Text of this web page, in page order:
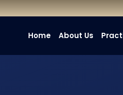
Home About Us